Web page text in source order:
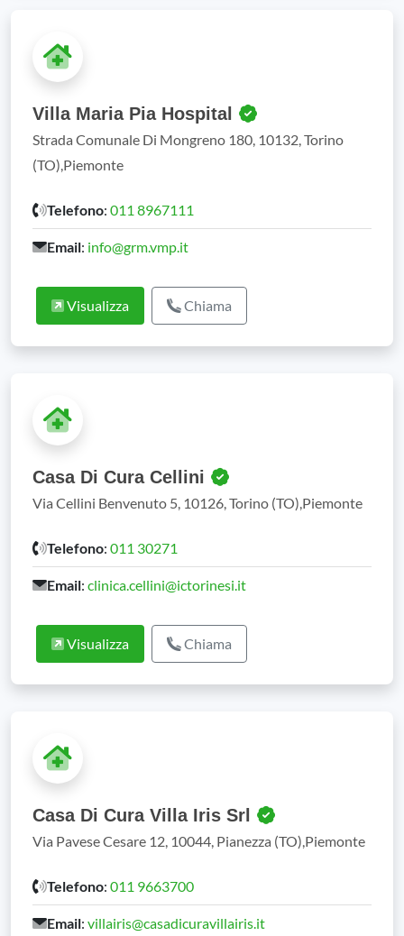
Villa Maria Pia Hospital
Strada Comunale Di Mongreno 180, 10132, Torino
(TO),Piemonte
Telefono: 011 8967111
Email: info@grm.vmp.it
Visualizza Chiama
Casa Di Cura Cellini
Via Cellini Benvenuto 5, 10126, Torino (TO),Piemonte
Telefono: 011 30271
Email: clinica.cellini@ictorinesi.it
Visualizza Chiama
Casa Di Cura Villa Iris Srl
Via Pavese Cesare 12, 10044, Pianezza (TO),Piemonte
Telefono: 011 9663700
Email: villairis@casadicuravillairis.it